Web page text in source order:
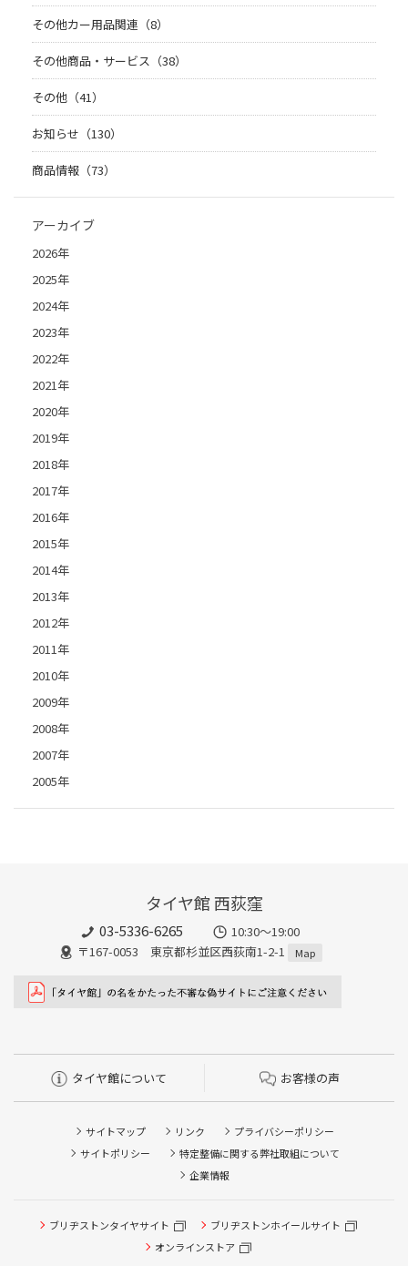
その他カー用品関連（8）
その他商品・サービス（38）
その他（41）
お知らせ（130）
商品情報（73）
アーカイブ
2026年
2025年
2024年
2023年
2022年
2021年
2020年
2019年
2018年
2017年
2016年
2015年
2014年
2013年
2012年
2011年
2010年
2009年
2008年
2007年
2005年
タイヤ館 西荻窪
03-5336-6265
10:30～19:00
〒167-0053 東京都杉並区西荻南1-2-1
Map
タイヤ館について お客様の声
サイトマップ リンク
プライバシーポリシー
サイトポリシー
特定整備に関する弊社取組について
企業情報
ブリヂストンタイヤサイト
ブリヂストンホイールサイト
オンラインストア
タイヤ点検・安全点検/タイヤ履き替え/オイル交換/その他
ピット作業の予約